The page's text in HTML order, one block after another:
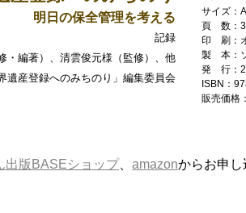
明日の保全管理を考える
記録
・編著）、清雲俊元様（監修）、他
遺産登録へのみちのり」編集委員会
サイズ：
頁 数：
印 刷：
製 本：
発 行：
ISBN：
販売価格
出版BASEショップ、amazonからお申し